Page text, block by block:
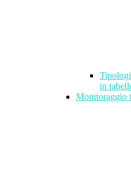
in
Monitoraggio